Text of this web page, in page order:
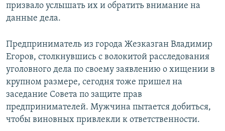
призвало услышать их и обратить внимание на
данные дела.
Предприниматель из города Жезказган Владимир
Егоров, столкнувшись с волокитой расследования
уголовного дела по своему заявлению о хищении в
крупном размере, сегодня тоже пришел на
заседание Совета по защите прав
предпринимателей. Мужчина пытается добиться,
чтобы виновных привлекли к ответственности.